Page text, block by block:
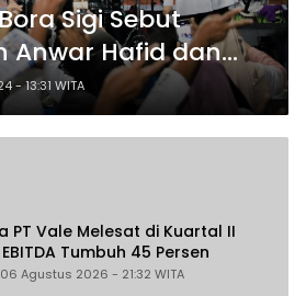
Sigi Sebut
Anwar Hafid dan
di Bidang
Jadi Magnet
Jumat, 08 November 2024 - 13:31 WITA
PT Vale Melesat di Kuartal II
Tumbuh 45 Persen
Agustus 2026 - 21:32 WITA